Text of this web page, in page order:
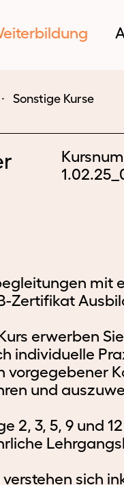
im
Betrieb
SVEB
Päd.
Analytik
Radiologie
⸱ Sonstige Kurse
mit
Zertifikat
erwerben
individuelle
vorgegebener
und
2, 3, 5, 9 und
verstehen sich